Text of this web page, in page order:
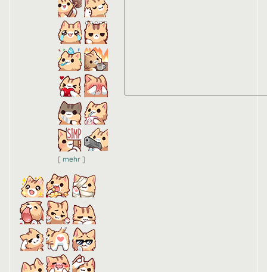
[ mehr ]